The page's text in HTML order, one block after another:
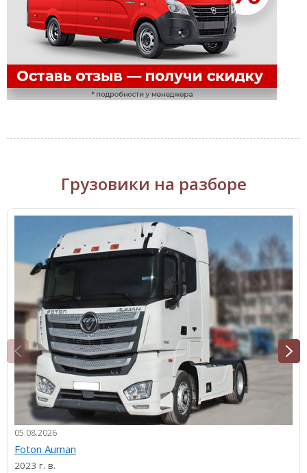
Грузовики на разборе
05.08.2026
Foton Auman
2023 г. в.